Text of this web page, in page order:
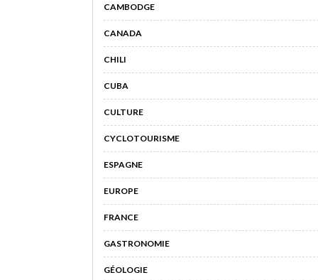
CAMBODGE
CANADA
CHILI
CUBA
CULTURE
CYCLOTOURISME
ESPAGNE
EUROPE
FRANCE
GASTRONOMIE
GÉOLOGIE